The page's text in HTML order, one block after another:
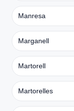
Manresa
Marganell
Martorell
Martorelles